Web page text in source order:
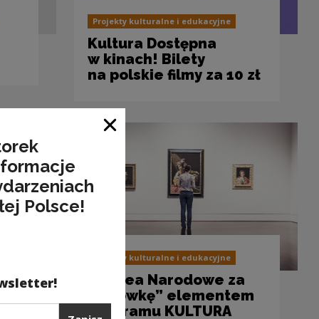
Projekty kulturalne i edukacyjne
Kultura Dostępna
w kinach! Bilety
na polskie filmy za 10 zł
Projekty kulturalne i edukacyjne
„Muzea Narodowe za
złotówkę” elementem
programu KULTURA
Polsce!